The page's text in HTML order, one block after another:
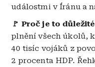
událostmi v Íránu a
🚩 Proč je to
plnění všech úkolů,
40 tisíc vojáků z
2 procenta HDP.